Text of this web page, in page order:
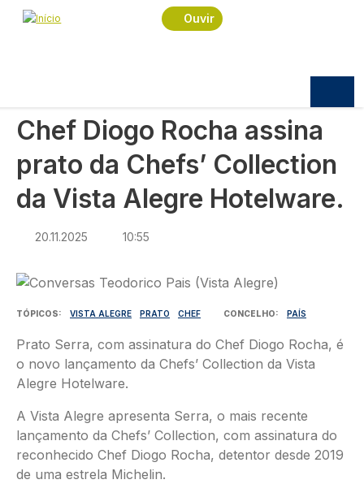
Passar para o conteúdo principal
Ouvir
Navegação estrutural
Início
Praça
Chef Diogo Rocha assina prato da Chefs’
Chef Diogo Rocha assina
prato da Chefs’ Collection
da Vista Alegre Hotelware.
20.11.2025 10:55
Imagem
TÓPICOS VISTA ALEGRE PRATO CHEF CONCELHO PAÍS
Prato Serra, com assinatura do Chef Diogo Rocha, é
o novo lançamento da Chefs’ Collection da Vista
Alegre Hotelware.
A Vista Alegre apresenta Serra, o mais recente
lançamento da Chefs’ Collection, com assinatura do
reconhecido Chef Diogo Rocha, detentor desde 2019
de uma estrela Michelin.